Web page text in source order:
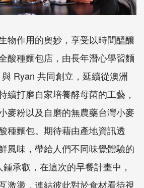
物作用的奧妙，享受以時間醞釀
酸種麵包店，由長年潛心學習麵
Ryan 共同創立，延續從澳洲
續打磨自家培養酵母菌的工藝，
麥粉以及自磨的無農藥台灣小麥
種麵包。期待藉由產地資訊透
風味，帶給人們不同味覺體驗的
承叡，在這次的早餐計畫中，
激盪，連結彼此對於食材看待視